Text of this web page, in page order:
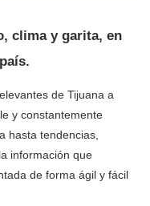
clima y garita, en
de Tijuana a
y constantemente
hasta tendencias,
información que
de forma ágil y fácil